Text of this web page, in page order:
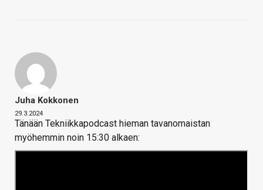
Juha Kokkonen
29.3.2024
Tänään Tekniikkapodcast hieman tavanomaistan
myöhemmin noin 15:30 alkaen: